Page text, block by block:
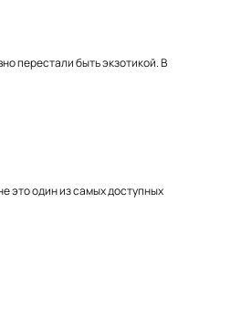
перестали быть экзотикой. В
это один из самых доступных